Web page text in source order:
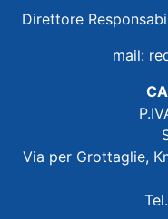
Direttore
mail:
Via per Grottaglie,